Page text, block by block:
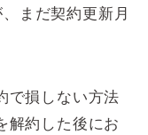
まだ契約更新月
で損しない方法
解約した後にお